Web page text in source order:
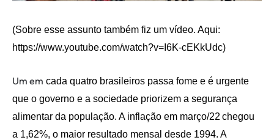
(Sobre esse assunto também fiz um vídeo. Aqui:
https://www.youtube.com/watch?v=I6K-cEKkUdc)
Um em cada quatro brasileiros passa fome e é urgente
que o governo e a sociedade priorizem a segurança
alimentar da população. A inflação em março/22 chegou
a 1,62%, o maior resultado mensal desde 1994. A